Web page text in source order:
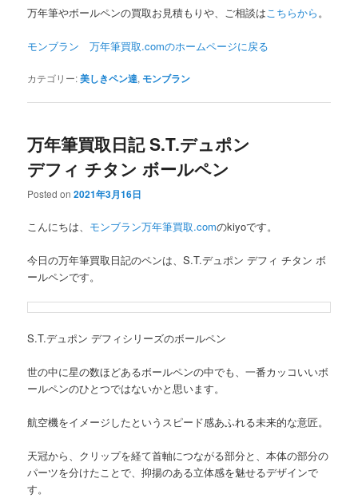
万年筆やボールペンの買取お見積もりや、ご相談は こちらから 。
モンブラン 万年筆買取.comのホームページに戻る
カテゴリー:美しきペン達, モンブラン
万年筆買取日記 S.T.デュポン
デフィ チタン ボールペン
Posted on2021年3月16日
こんにちは、 モンブラン万年筆買取.comのkiyoです。
今日の万年筆買取日記のペンは、S.T.デュポン デフィ チタン ボ
ールペンです。
S.T.デュポン デフィシリーズのボールペン
世の中に星の数ほどあるボールペンの中でも、一番カッコいいボ
ールペンのひとつではないかと思います。
航空機をイメージしたというスピード感あふれる未来的な意匠。
天冠から、クリップを経て首軸につながる部分と、本体の部分の
パーツを分けたことで、抑揚のある立体感を魅せるデザインで
す。